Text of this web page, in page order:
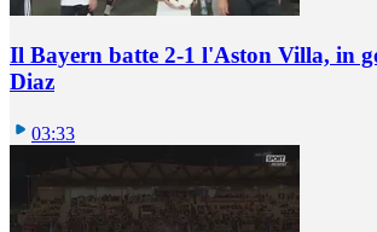
Il Bayern batte 2-1 l'Aston Villa, in
Diaz
03:33